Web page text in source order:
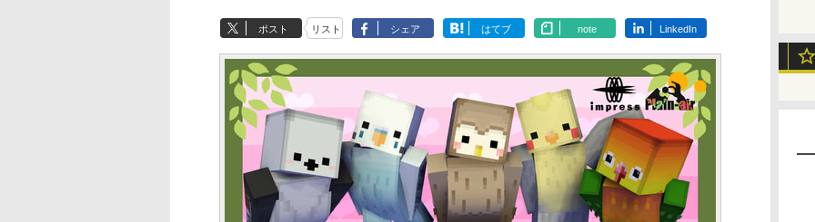
ポスト リスト シェア はてブ note LinkedIn